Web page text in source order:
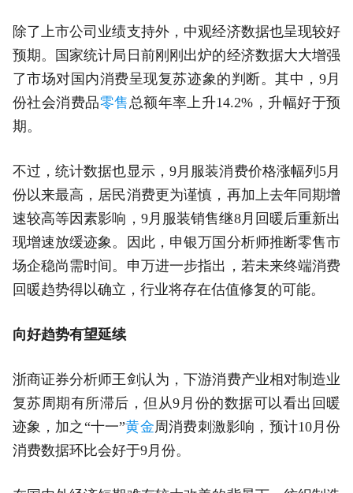
除了上市公司业绩支持外，中观经济数据也呈现较好
预期。国家统计局日前刚刚出炉的经济数据大大增强
了市场对国内消费呈现复苏迹象的判断。其中，9月
份社会消费品零售总额年率上升14.2%，升幅好于预
期。
不过，统计数据也显示，9月服装消费价格涨幅列5月
份以来最高，居民消费更为谨慎，再加上去年同期增
速较高等因素影响，9月服装销售继8月回暖后重新出
现增速放缓迹象。因此，申银万国分析师推断零售市
场企稳尚需时间。申万进一步指出，若未来终端消费
回暖趋势得以确立，行业将存在估值修复的可能。
向好趋势有望延续
浙商证券分析师王剑认为，下游消费产业相对制造业
复苏周期有所滞后，但从9月份的数据可以看出回暖
迹象，加之“十一”黄金周消费刺激影响，预计10月份
消费数据环比会好于9月份。